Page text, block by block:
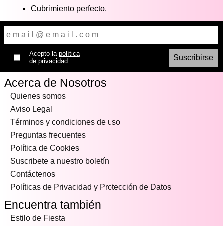
Cubrimiento perfecto.
Acepto la política
de privacidad
Acerca de Nosotros
Quienes somos
Aviso Legal
Términos y condiciones de uso
Preguntas frecuentes
Política de Cookies
Suscribete a nuestro boletín
Contáctenos
Políticas de Privacidad y Protección de Datos
Encuentra también
Estilo de Fiesta